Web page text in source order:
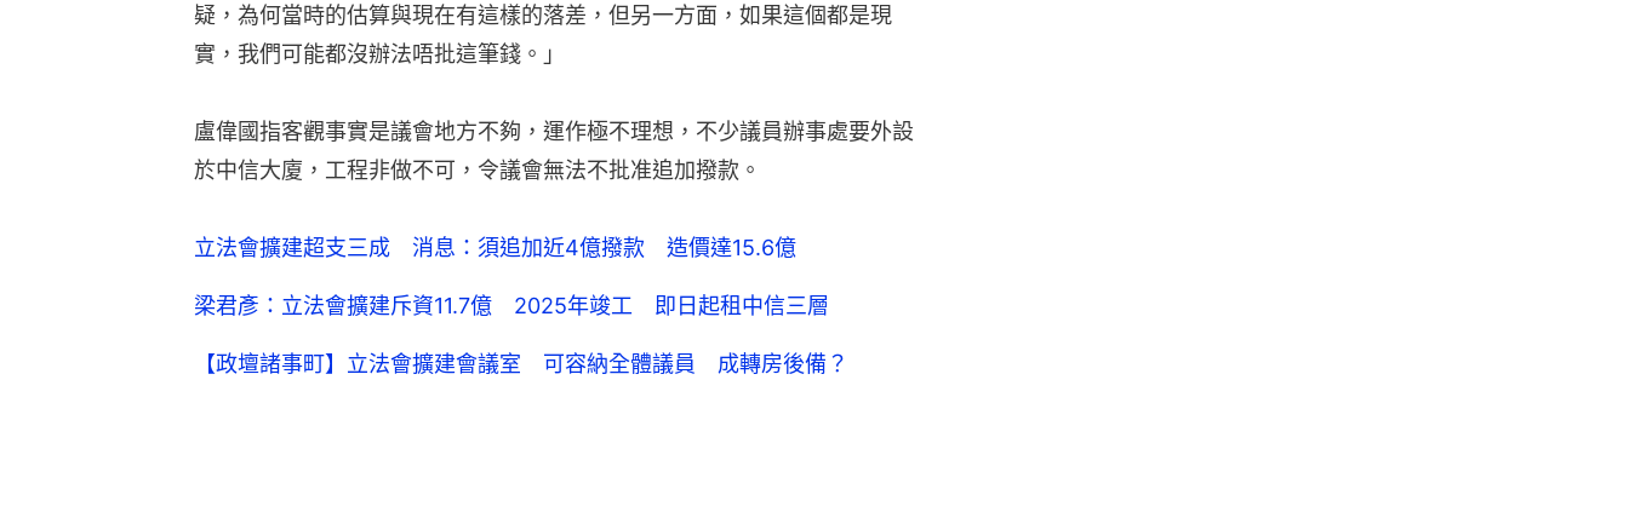
疑，為何當時的估算與現在有這樣的落差，但另一方面，如果這個都是現
實，我們可能都沒辦法唔批這筆錢。」
盧偉國指客觀事實是議會地方不夠，運作極不理想，不少議員辦事處要外設
於中信大廈，工程非做不可，令議會無法不批准追加撥款。
立法會擴建超支三成 消息：須追加近4億撥款 造價達15.6億
梁君彥：立法會擴建斥資11.7億 2025年竣工 即日起租中信三層
【政壇諸事町】立法會擴建會議室 可容納全體議員 成轉房後備？